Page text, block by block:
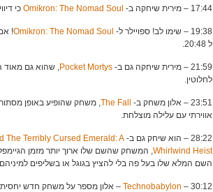
17:44 – מירית שיחקה ב- Omikron: The Nomad Soul כי
19:38 – שימו לב! ספויילר ל- Omikron: The Nomad Soul
!
ל 20:48.
21:59 – מירית שיחקה גם ב- Pocket Mortys, שהוא גם מאוד
לחלוטין.
23:51 – אלון משחק ב- The Fall
אווירתי עם עלילה מוצלחת.
28:22 – הוא שיחק גם ב-
The Terribly Cursed Emerald: A
Whirlwind Heist, המשחק שהשם שלו ארוך יותר מזמן
השם המלא שלו בעל פה בלי להציץ בגוגל או בשליפים
30:12 –
Technobabylon – אלון מספר על משחק חדש